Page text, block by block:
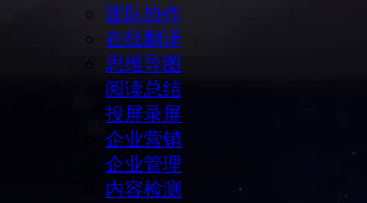
团队协作
在线翻译
思维导图
阅读总结
投屏录屏
企业营销
企业管理
内容检测